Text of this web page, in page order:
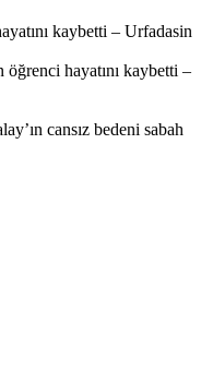
kaybetti – Urfadasin
hayatını kaybetti –
cansız bedeni sabah